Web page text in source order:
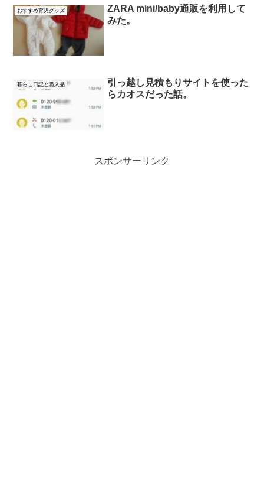
おすすめ育児グッズ
ZARA mini/baby通販を利用して
みた。
暮らし日記と購入品
引っ越し見積もりサイトを使った
らカオスだった話。
スポンサーリンク